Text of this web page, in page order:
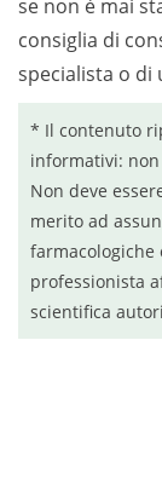
se non è mai
consiglia di
specialista o di
* Il contenuto
informativi:
Non deve
merito ad
professionista
scientifica